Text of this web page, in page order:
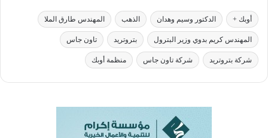
أوبك + الدكتور وسيم وهدان الذهب المهندس طارق الملا
المهندس كريم بدوي وزير البترول بتروتريد تاون جاس
شركة بتروتريد شركة تاون جاس منظمة أوبك